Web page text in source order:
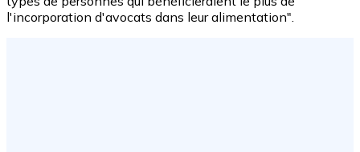
l'incorporation d'avocats dans leur alimentation".